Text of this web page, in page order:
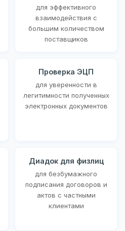
для эффективного
взаимодействия с
большим количеством
поставщиков
Проверка ЭЦП
для уверенности в
легитимности полученных
электронных документов
Диадок для физлиц
для безбумажного
подписания договоров и
актов с частными
клиентами